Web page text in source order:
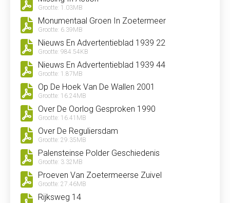
Grootte: 1.03MB
Monumentaal Groen In Zoetermeer
Grootte: 6.39MB
Nieuws En Advertentieblad 1939 22
Grootte: 984.54KB
Nieuws En Advertentieblad 1939 44
Grootte: 1.87MB
Op De Hoek Van De Wallen 2001
Grootte: 16.24MB
Over De Oorlog Gesproken 1990
Grootte: 16.41MB
Over De Reguliersdam
Grootte: 29.35MB
Palensteinse Polder Geschiedenis
Grootte: 3.32MB
Proeven Van Zoetermeerse Zuivel
Grootte: 27.46MB
Rijksweg 14